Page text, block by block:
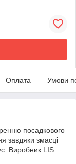
Оплата Умови
посадкового
завдяки змасці
Виробник LIS